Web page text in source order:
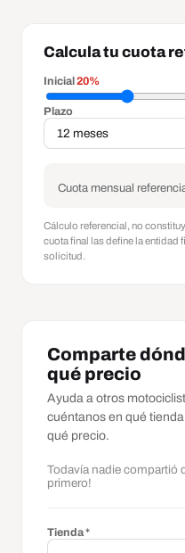
Calcula tu cuota
Inicial 20%
Plazo
Cuota mensual
Cálculo referencial, no
cuota final las define la entidad
solicitud.
Comparte
qué precio
Ayuda a otros
cuéntanos en qué
qué precio.
Todavía nadie compartió
primero!
Tienda *